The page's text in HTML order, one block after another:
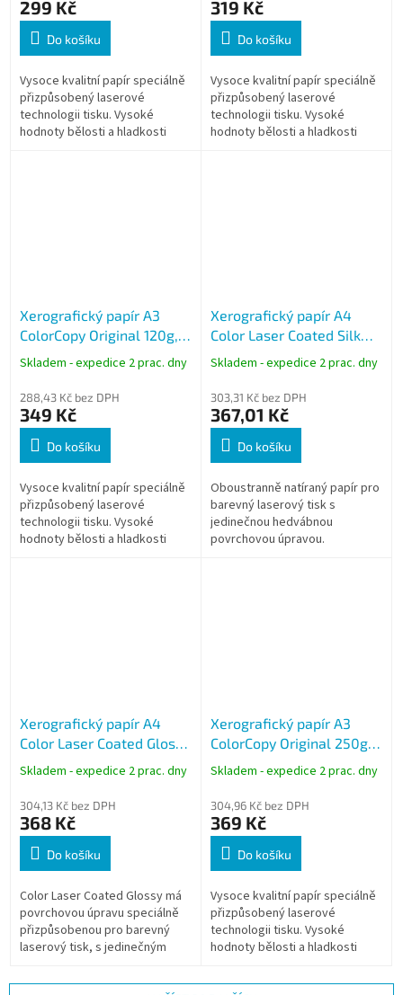
299 Kč
Do košíku
Vysoce kvalitní papír speciálně
přizpůsobený laserové
technologii tisku. Vysoké
hodnoty bělosti a hladkosti
319 Kč
Do košíku
Vysoce kvalitní papír speciálně
přizpůsobený laserové
technologii tisku. Vysoké
hodnoty bělosti a hladkosti
Xerografický papír A3
ColorCopy Original 120g,
250 listů
Skladem - expedice 2 prac. dny
288,43 Kč bez DPH
349 Kč
Do košíku
Vysoce kvalitní papír speciálně
přizpůsobený laserové
technologii tisku. Vysoké
hodnoty bělosti a hladkosti
Xerografický papír A4
Color Laser Coated Silk
170g, 250 listů, matný
Skladem - expedice 2 prac. dny
303,31 Kč bez DPH
367,01 Kč
Do košíku
Oboustranně natíraný papír pro
barevný laserový tisk s
jedinečnou hedvábnou
povrchovou úpravou.
Xerografický papír A4
Color Laser Coated Glossy
170g, 250 listů, lesklý
Skladem - expedice 2 prac. dny
304,13 Kč bez DPH
368 Kč
Do košíku
Color Laser Coated Glossy má
povrchovou úpravu speciálně
přizpůsobenou pro barevný
laserový tisk, s jedinečným
Xerografický papír A3
ColorCopy Original 250g,
125 listů
Skladem - expedice 2 prac. dny
304,96 Kč bez DPH
369 Kč
Do košíku
Vysoce kvalitní papír speciálně
přizpůsobený laserové
technologii tisku. Vysoké
hodnoty bělosti a hladkosti
náročných grafických a